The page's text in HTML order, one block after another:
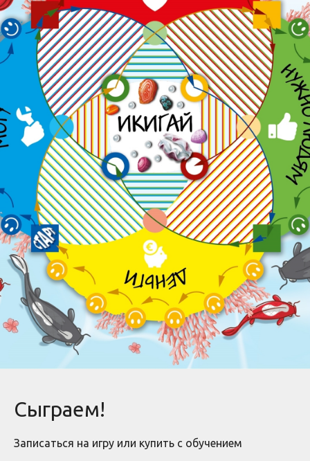
Сыграем!
Записаться на игру или купить с обучением